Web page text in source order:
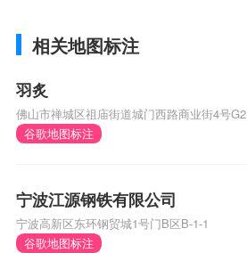
相关地图标注
羽炙
佛山市禅城区祖庙街道城门西路商业街4号G2
谷歌地图标注
宁波江源钢铁有限公司
宁波高新区东环钢贸城1号门B区B-1-1
谷歌地图标注